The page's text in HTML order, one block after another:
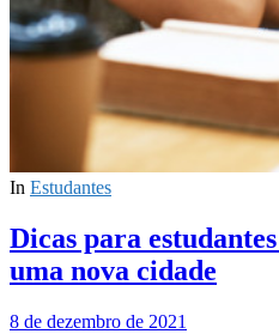
In Estudantes
Dicas para
uma nova cidade
8 de dezembro de 2021